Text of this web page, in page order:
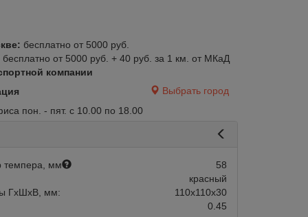
бесплатно от 5000 руб.
бесплатно от 5000 руб. + 40 руб. за 1 км. от МКаД
компании
Выбрать город
пон. - пят. с 10.00 по 18.00
темпера, мм
58
красный
ГхШхВ, мм:
110х110х30
0.45